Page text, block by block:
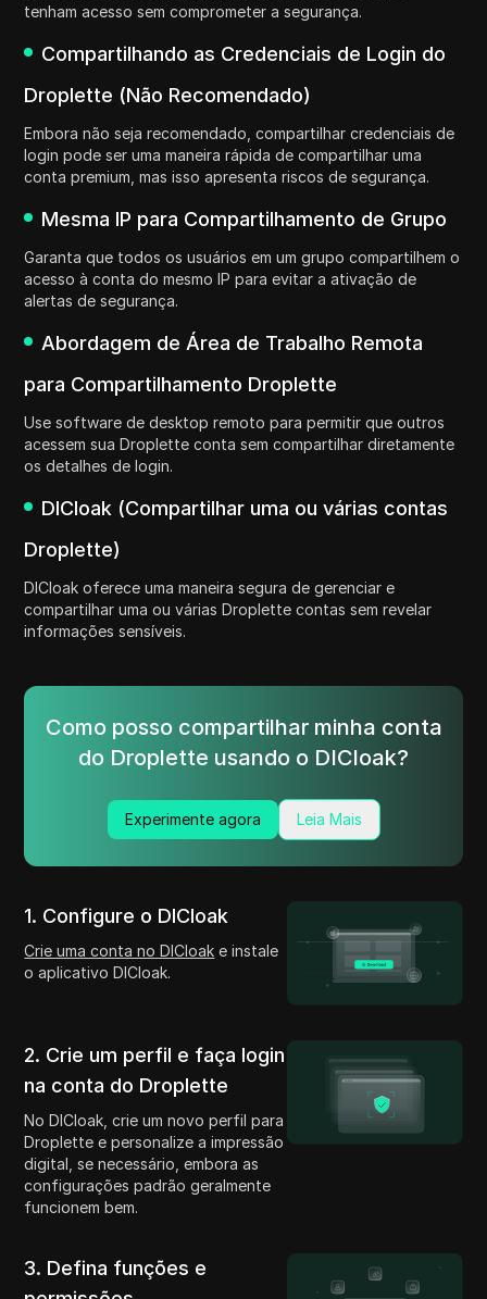
tenham acesso sem comprometer a segurança.
Compartilhando as Credenciais de Login do
Droplette (Não Recomendado)
Embora não seja recomendado, compartilhar credenciais de
login pode ser uma maneira rápida de compartilhar uma
conta premium, mas isso apresenta riscos de segurança.
Mesma IP para Compartilhamento de Grupo
Garanta que todos os usuários em um grupo compartilhem o
acesso à conta do mesmo IP para evitar a ativação de
alertas de segurança.
Abordagem de Área de Trabalho Remota
para Compartilhamento Droplette
Use software de desktop remoto para permitir que outros
acessem sua Droplette conta sem compartilhar diretamente
os detalhes de login.
DICloak (Compartilhar uma ou várias contas
Droplette)
DICloak oferece uma maneira segura de gerenciar e
compartilhar uma ou várias Droplette contas sem revelar
informações sensíveis.
Como posso compartilhar minha conta
do Droplette usando o DICloak?
Experimente agora Leia Mais
1. Configure o DICloak
Crie uma conta no DICloak e instale
o aplicativo DICloak.
2. Crie um perfil e faça login
na conta do Droplette
No DICloak, crie um novo perfil para
Droplette e personalize a impressão
digital, se necessário, embora as
configurações padrão geralmente
funcionem bem.
3. Defina funções e